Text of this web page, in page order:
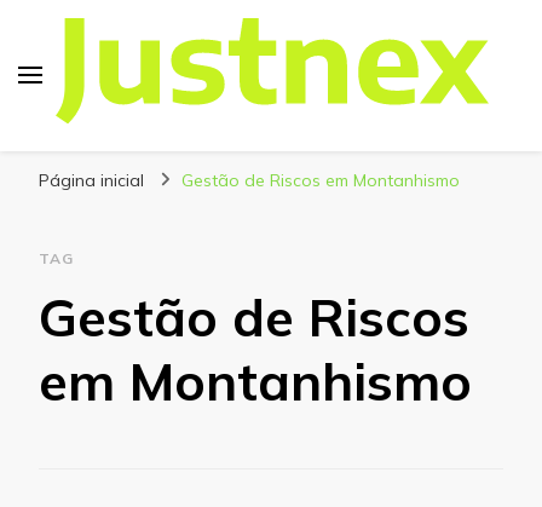
Página inicial Gestão de Riscos em Montanhismo
TAG
Gestão de Riscos
em Montanhismo